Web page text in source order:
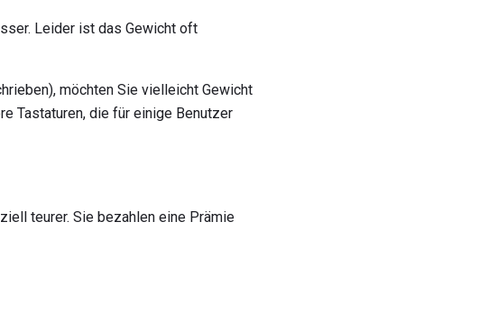
Leider ist das Gewicht oft
möchten Sie vielleicht Gewicht
Tastaturen, die für einige Benutzer
teurer. Sie bezahlen eine Prämie